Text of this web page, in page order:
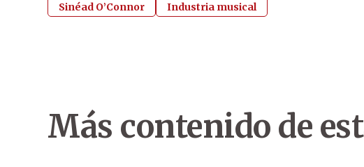
Sinéad O’Connor Industria musical
Más contenido de